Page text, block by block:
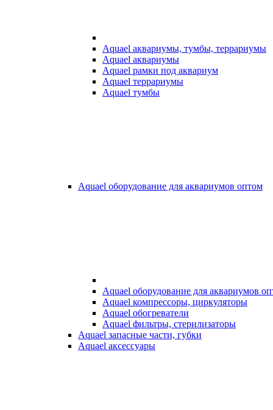
Aquael аквариумы, тумбы, террариумы
Aquael аквариумы
Aquael рамки под аквариум
Aquael террариумы
Aquael тумбы
Aquael оборудование для аквариумов оптом
Aquael оборудование для аквариумов
Aquael компрессоры, циркуляторы
Aquael обогреватели
Aquael фильтры, стерилизаторы
Aquael запасные части, губки
Aquael аксессуары